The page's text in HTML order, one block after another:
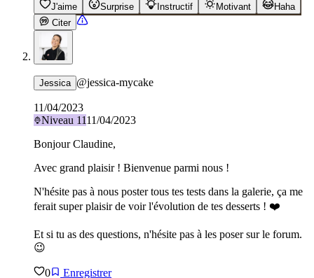
J'aime
Surprise Instructif Motivant
Haha
Citer
Jessica @jessica-mycake
11/04/2023
Niveau 1111/04/2023
Bonjour Claudine,
Avec grand plaisir ! Bienvenue parmi nous !
N'hésite pas à nous poster tous tes tests dans la galerie, ça me
ferait super plaisir de voir l'évolution de tes desserts ! ❤️
Et si tu as des questions, n'hésite pas à les poser sur le forum.
😉
0 Enregistrer